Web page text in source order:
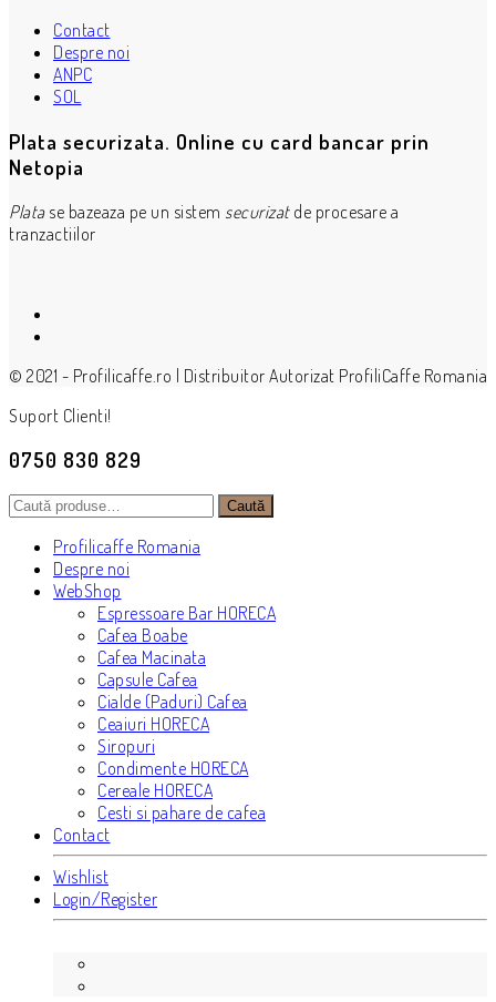
Contact
Despre noi
ANPC
SOL
Plata securizata. Online cu card bancar prin
Netopia
Platase bazeaza pe un sistem securizatde procesare a
tranzactiilor
© 2021 - Profilicaffe.ro | Distribuitor Autorizat ProfiliCaffe Romania
Suport Clienti!
0750 830 829
Caută
Caută
Profilicaffe Romania
Despre noi
WebShop
Espressoare Bar HORECA
Cafea Boabe
Cafea Macinata
Capsule Cafea
Cialde (Paduri) Cafea
Ceaiuri HORECA
Siropuri
Condimente HORECA
Cereale HORECA
Cesti si pahare de cafea
Contact
Wishlist
Login/Register